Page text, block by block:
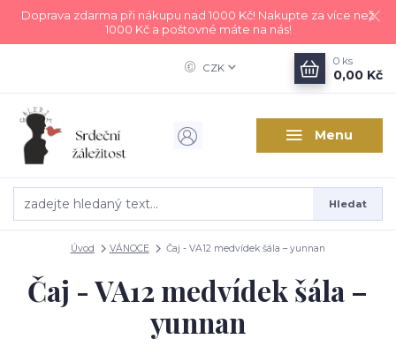
Doprava zdarma při nákupu nad 1000 Kč! Nakupte za více než
1000 Kč a poštovné máte na nás!
Menu
CZK
Hledat
0 ks
0,00 Kč
Úvod VÁNOCE Čaj - VA12 medvídek šála – yunnan
Čaj - VA12 medvídek šála –
yunnan